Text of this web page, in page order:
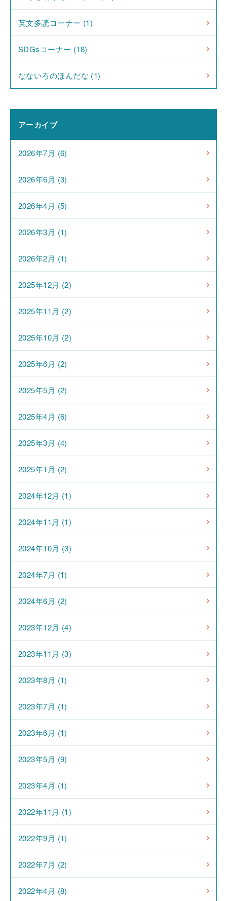
英文多読コーナー (1)
SDGsコーナー (18)
なないろのほんだな (1)
アーカイブ
2026年7月 (6)
2026年6月 (3)
2026年4月 (5)
2026年3月 (1)
2026年2月 (1)
2025年12月 (2)
2025年11月 (2)
2025年10月 (2)
2025年6月 (2)
2025年5月 (2)
2025年4月 (6)
2025年3月 (4)
2025年1月 (2)
2024年12月 (1)
2024年11月 (1)
2024年10月 (3)
2024年7月 (1)
2024年6月 (2)
2023年12月 (4)
2023年11月 (3)
2023年8月 (1)
2023年7月 (1)
2023年6月 (1)
2023年5月 (9)
2023年4月 (1)
2022年11月 (1)
2022年9月 (1)
2022年7月 (2)
2022年4月 (8)